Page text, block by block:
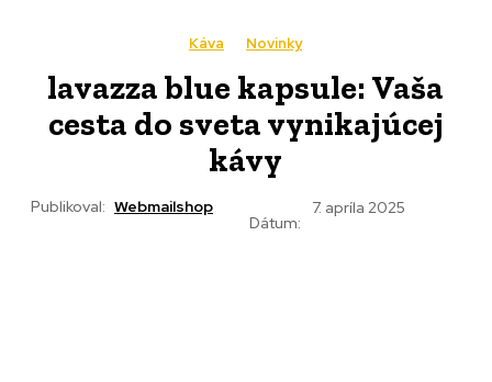
Káva Novinky
lavazza blue kapsule: Vaša
cesta do sveta vynikajúcej
kávy
Publikoval: Webmailshop
Dátum:
7. apríla 2025